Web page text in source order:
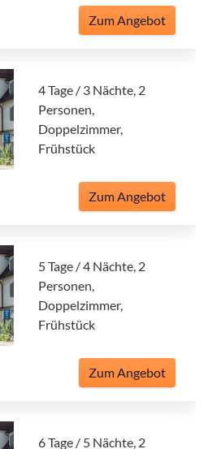
Zum Angebot
4 Tage / 3 Nächte, 2
Personen,
Doppelzimmer,
Frühstück
Zum Angebot
5 Tage / 4 Nächte, 2
Personen,
Doppelzimmer,
Frühstück
Zum Angebot
6 Tage / 5 Nächte, 2